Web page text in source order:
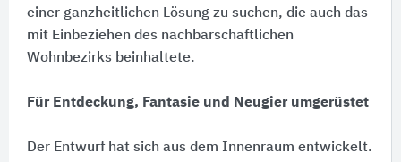
einer ganzheitlichen Lösung zu suchen, die auch das
mit Einbeziehen des nachbarschaftlichen
Wohnbezirks beinhaltete.
Für Entdeckung, Fantasie und Neugier umgerüstet
Der Entwurf hat sich aus dem Innenraum entwickelt.